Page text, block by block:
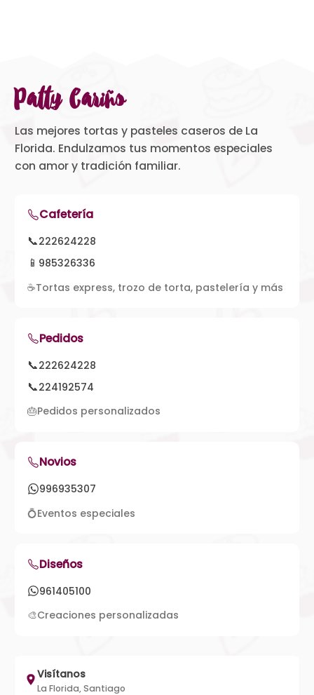
Patty Cariño
Las mejores tortas y pasteles caseros de La
Florida. Endulzamos tus momentos especiales
con amor y tradición familiar.
Cafetería
📞222624228
📱 985326336
☕Tortas express, trozo de torta, pastelería y más
Pedidos
📞222624228
📞224192574
🎂Pedidos personalizados
Novios
996935307
💍Eventos especiales
Diseños
961405100
🎨Creaciones personalizadas
Visítanos
La Florida, Santiago